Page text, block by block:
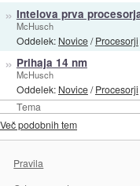
Tema
» Intelova prva
McHusch
Oddelek: Novice/Procesorji
» Prihaja 14 nm
McHusch
Oddelek: Novice/Procesorji
Več podobnih tem
Pravila